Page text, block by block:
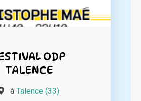
ODP
TALENCE
à Talence (33)